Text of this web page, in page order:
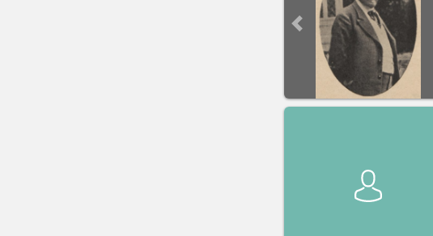
Previous slide